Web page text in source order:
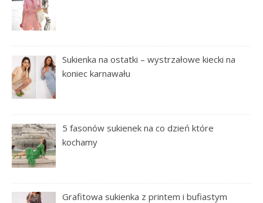
Sukienka na ostatki – wystrzałowe kiecki na
koniec karnawału
5 fasonów sukienek na co dzień które
kochamy
Grafitowa sukienka z printem i bufiastym